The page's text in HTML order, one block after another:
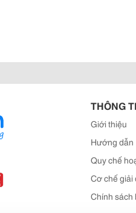
THÔNG
Giới thiệu
Hướng dẫn
Quy chế
Cơ chế giải
Chính sách